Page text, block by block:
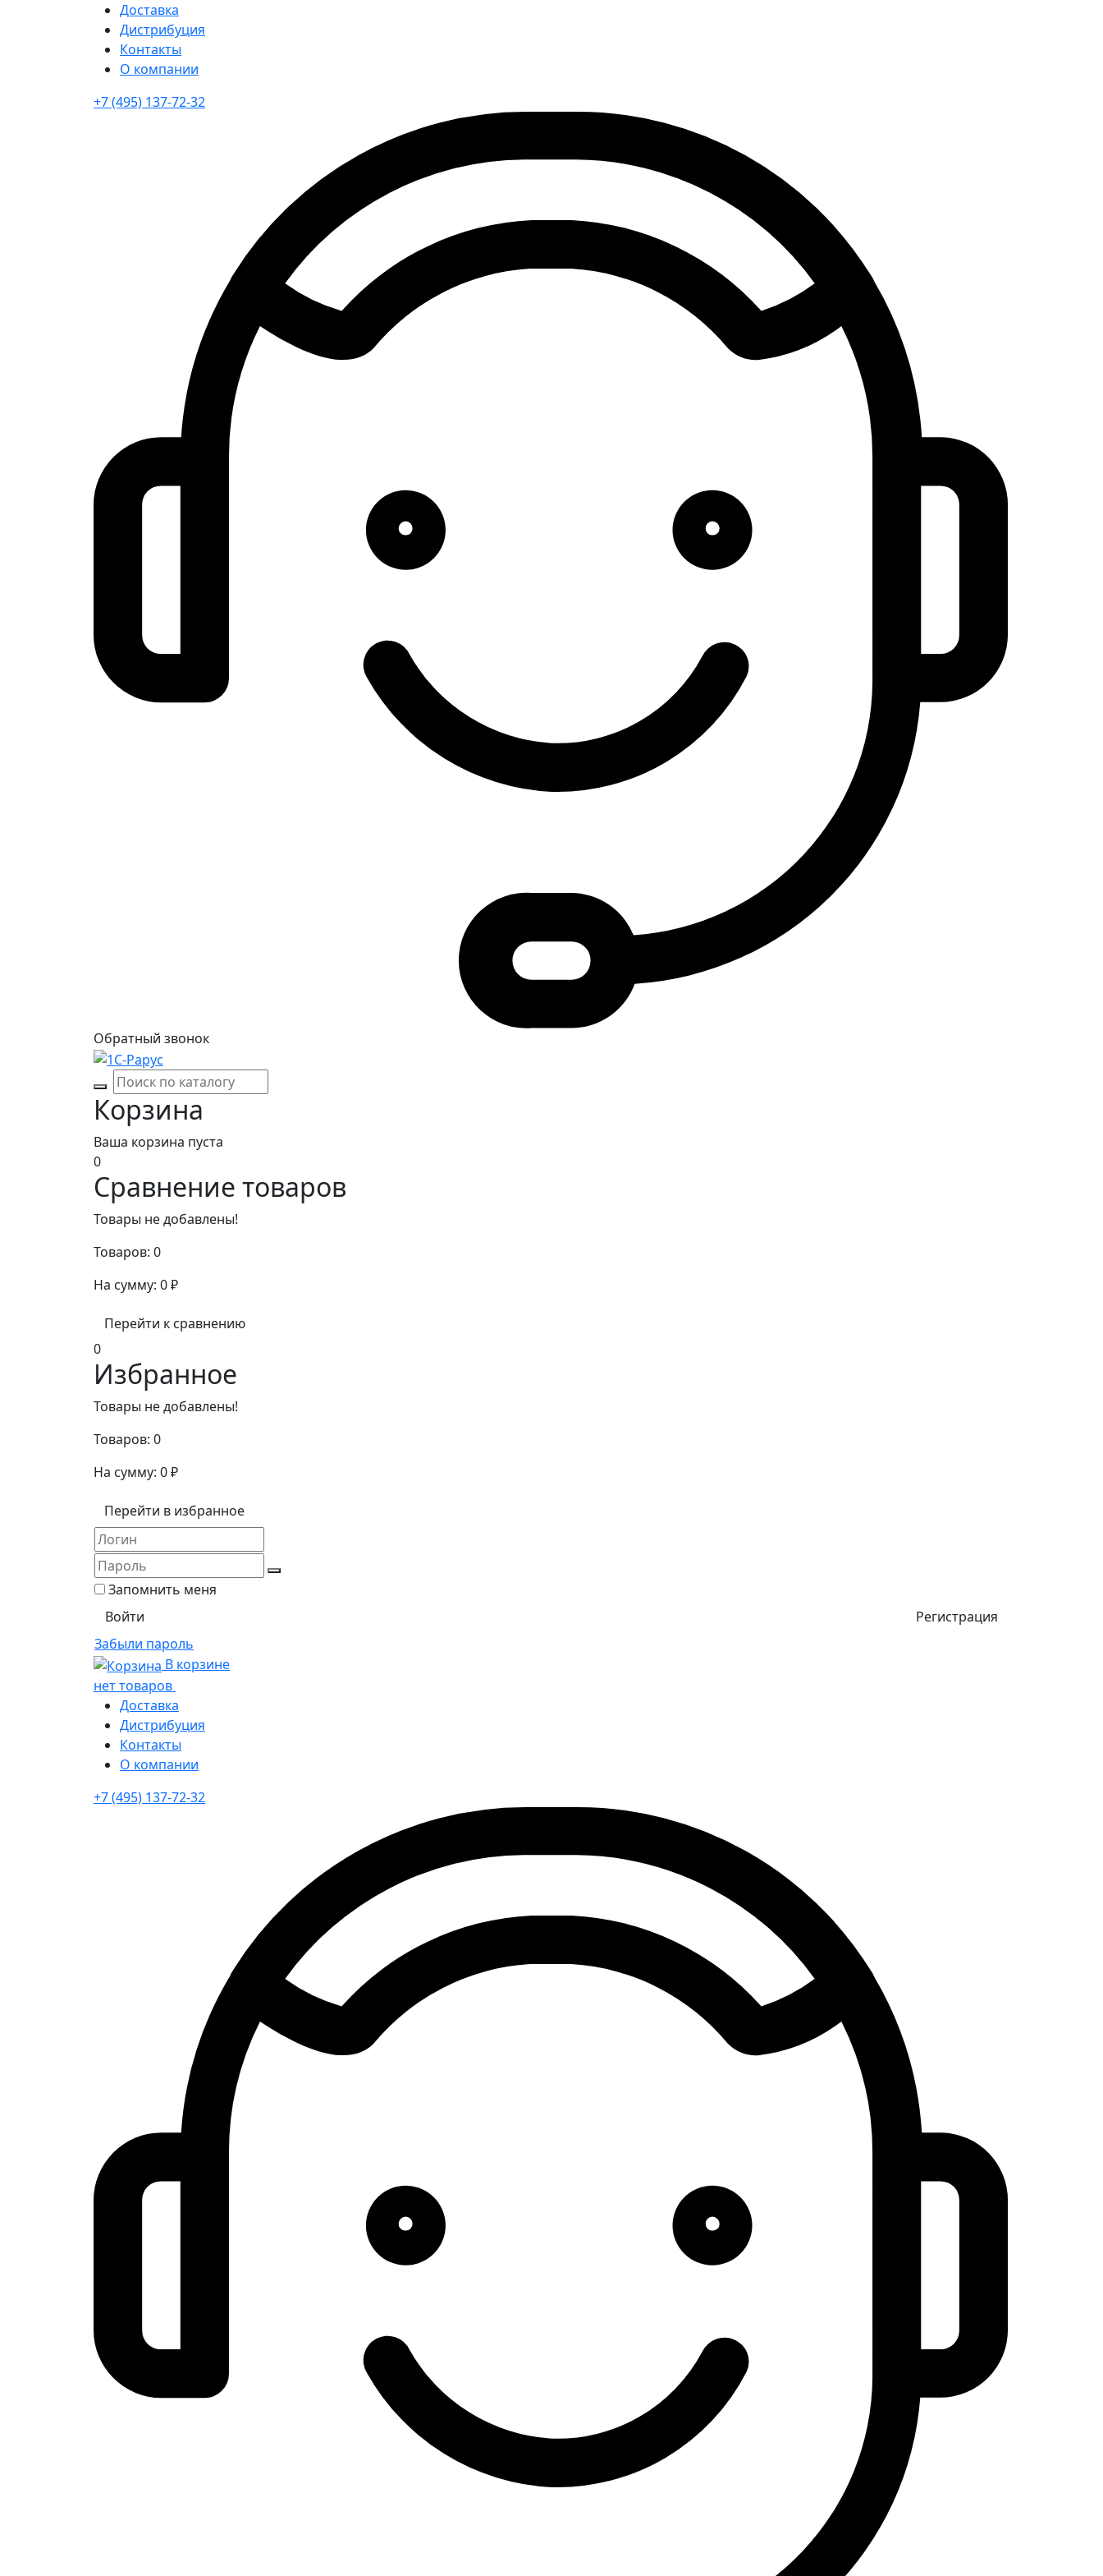
Доставка
Дистрибуция
Контакты
О компании
+7 (495) 137-72-32
Обратный звонок
Корзина
Ваша корзина пуста
0
Сравнение товаров
Товары не добавлены!
Товаров: 0
На сумму: 0₽
Перейти к сравнению
0
Избранное
Товары не добавлены!
Товаров: 0
На сумму: 0₽
Перейти в избранное
Запомнить меня
Регистрация
Забыли пароль
В корзине
нет товаров
Доставка
Дистрибуция
Контакты
О компании
+7 (495) 137-72-32